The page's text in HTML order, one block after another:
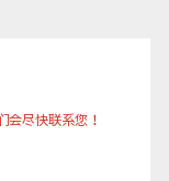
会尽快联系您！